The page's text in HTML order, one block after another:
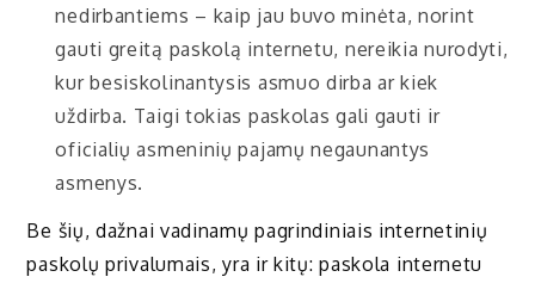
nedirbantiems – kaip jau buvo minėta, norint
gauti greitą paskolą internetu, nereikia nurodyti,
kur besiskolinantysis asmuo dirba ar kiek
uždirba. Taigi tokias paskolas gali gauti ir
oficialių asmeninių pajamų negaunantys
asmenys.
Be šių, dažnai vadinamų pagrindiniais internetinių
paskolų privalumais, yra ir kitų: paskola internetu